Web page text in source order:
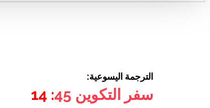
الترجمة اليسوعية:
سفر التكوين 45
: 14